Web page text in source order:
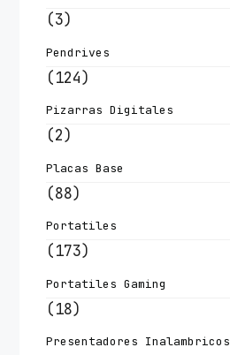
(3)
Pendrives
(124)
Pizarras Digitales
(2)
Placas Base
(88)
Portatiles
(173)
Portatiles Gaming
(18)
Presentadores Inalambricos